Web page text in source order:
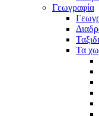
Γεωγραφία
Τα